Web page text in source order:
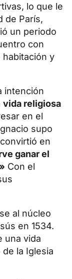
lo que le
de París,
un periodo
con
habitación y
intención
vida religiosa
en el
supo
en
ganar el
Con el
al núcleo
en 1534.
una vida
la Iglesia